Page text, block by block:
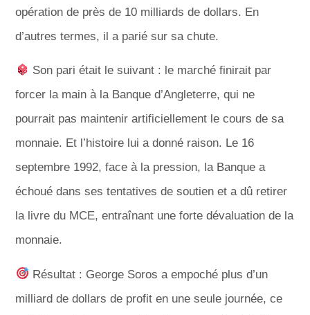
opération de près de 10 milliards de dollars. En
d’autres termes, il a parié sur sa chute.
Son pari était le suivant : le marché finirait par
forcer la main à la Banque d’Angleterre, qui ne
pourrait pas maintenir artificiellement le cours de sa
monnaie. Et l’histoire lui a donné raison. Le 16
septembre 1992, face à la pression, la Banque a
échoué dans ses tentatives de soutien et a dû retirer
la livre du MCE, entraînant une forte dévaluation de la
monnaie.
Résultat : George Soros a empoché plus d’un
milliard de dollars de profit en une seule journée, ce